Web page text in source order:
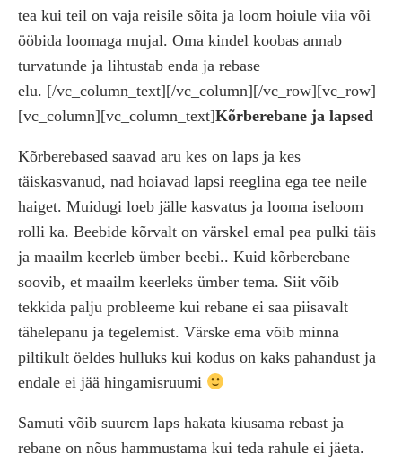
tea kui teil on vaja reisile sõita ja loom hoiule viia või
ööbida loomaga mujal. Oma kindel koobas annab
turvatunde ja lihtustab enda ja rebase
elu. [/vc_column_text][/vc_column][/vc_row][vc_row]
[vc_column][vc_column_text]Kõrberebane ja lapsed
Kõrberebased saavad aru kes on laps ja kes
täiskasvanud, nad hoiavad lapsi reeglina ega tee neile
haiget. Muidugi loeb jälle kasvatus ja looma iseloom
rolli ka. Beebide kõrvalt on värskel emal pea pulki täis
ja maailm keerleb ümber beebi.. Kuid kõrberebane
soovib, et maailm keerleks ümber tema. Siit võib
tekkida palju probleeme kui rebane ei saa piisavalt
tähelepanu ja tegelemist. Värske ema võib minna
piltikult öeldes hulluks kui kodus on kaks pahandust ja
endale ei jää hingamisruumi
Samuti võib suurem laps hakata kiusama rebast ja
rebane on nõus hammustama kui teda rahule ei jäeta.